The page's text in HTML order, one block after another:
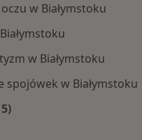
w Białymstoku
w Białymstoku
spojówek w Białymstoku